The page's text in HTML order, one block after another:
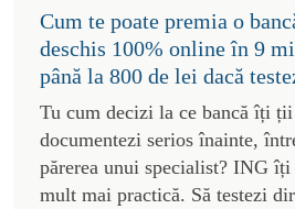
Cum te poate premia o
deschis 100% online în 9
până la 800 de lei dacă
Tu cum decizi la ce bancă îți
documentezi serios înainte,
părerea unui specialist? ING
mult mai practică. Să testezi